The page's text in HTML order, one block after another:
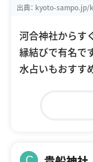
出典： kyoto-sampo.jp/
河合神社からすぐ
縁結びで有名で
水占いもおすす